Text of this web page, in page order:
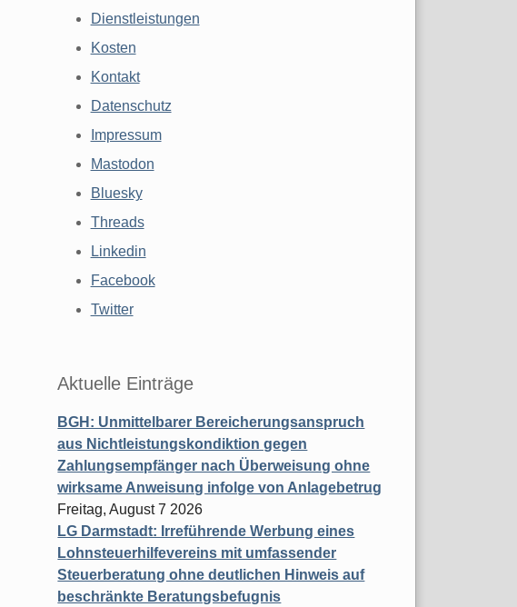
Dienstleistungen
Kosten
Kontakt
Datenschutz
Impressum
Mastodon
Bluesky
Threads
Linkedin
Facebook
Twitter
Aktuelle Einträge
BGH: Unmittelbarer Bereicherungsanspruch
aus Nichtleistungskondiktion gegen
Zahlungsempfänger nach Überweisung ohne
wirksame Anweisung infolge von Anlagebetrug
Freitag, August 7 2026
LG Darmstadt: Irreführende Werbung eines
Lohnsteuerhilfevereins mit umfassender
Steuerberatung ohne deutlichen Hinweis auf
beschränkte Beratungsbefugnis